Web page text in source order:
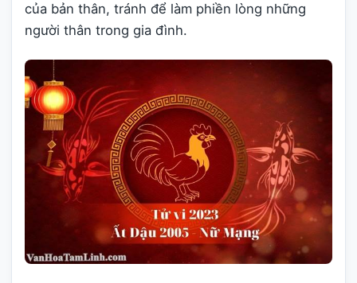
của bản thân, tránh để làm phiền lòng những
người thân trong gia đình.